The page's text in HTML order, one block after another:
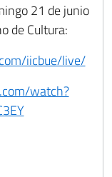
21 de junio
de Cultura:
iicbue/live/
watch?